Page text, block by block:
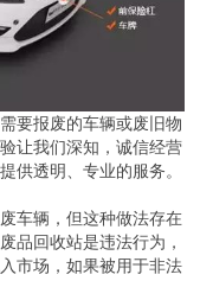
要报废的车辆或废旧物
让我们深知，诚信经营
供透明、专业的服务。
车辆，但这种做法存在
品回收站是违法行为，
市场，如果被用于非法